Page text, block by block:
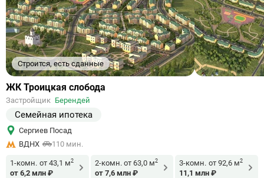
Строится, есть сданные
Ссылка
объект
ЖК Троицкая слобода
Застройщик Берендей
Семейная ипотека
Сергиев Посад
ВДНХ
110 мин.
1-комн. от 43,1 м2
от 6,2 млн ₽
2-комн. от 63,0 м2
от 7,6 млн ₽
3-комн. от 92,6 м2
11,1 млн ₽